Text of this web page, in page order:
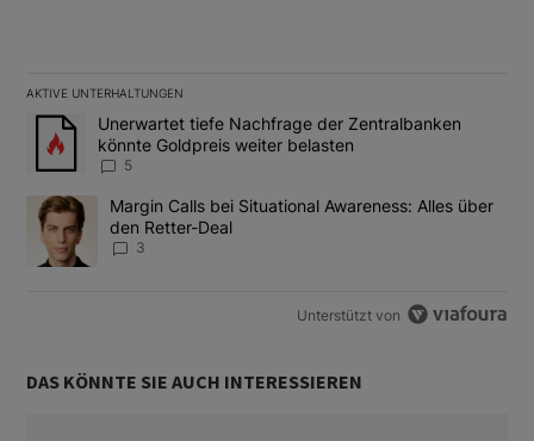
AKTIVE UNTERHALTUNGEN
Das Folgende ist eine Liste der am meisten kommentierten
Ein Trendartikel mit dem Titel "Unerwartet tiefe Nachfrage der
Unerwartet tiefe Nachfrage der Zentralbanken
könnte Goldpreis weiter belasten
5
Ein Trendartikel mit dem Titel "Margin Calls bei Situational
Margin Calls bei Situational Awareness: Alles über
den Retter-Deal
3
Unterstützt von
DAS KÖNNTE SIE AUCH INTERESSIEREN